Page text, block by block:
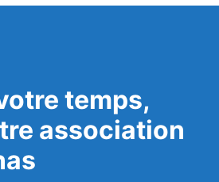
temps,
association